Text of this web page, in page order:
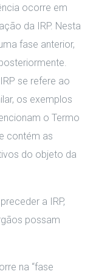
ocorre em
da IRP. Nesta
fase anterior,
se refere ao
os exemplos
o Termo
contém as
do objeto da
a IRP,
possam
na “fase